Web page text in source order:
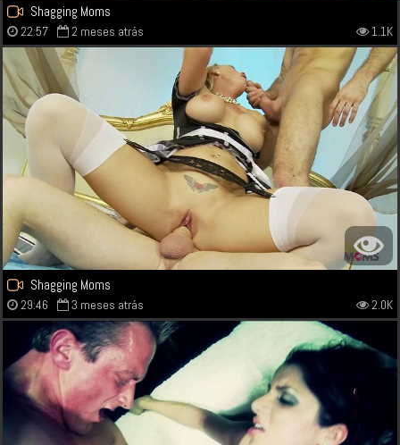
Shagging Moms
22:57 2 meses atrás 1.1K
Shagging Moms
29:46 3 meses atrás 2.0K